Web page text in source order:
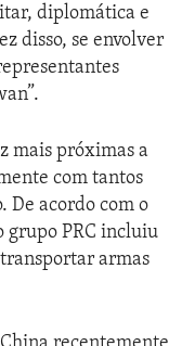
diplomática e
disso, se envolver
mais próximas a
com tantos
De acordo com o
grupo PRC incluiu
armas